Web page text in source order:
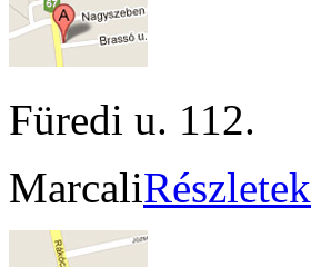
Füredi u. 112.
MarcaliRészletek